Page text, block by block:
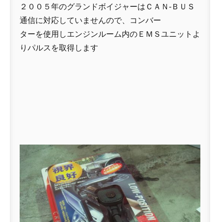
２００５年のグランドボイジャーはＣＡＮ-ＢＵＳ
通信に対応していませんので、コンバー
ターを使用しエンジンルーム内のＥＭＳユニットよ
りパルスを取得します